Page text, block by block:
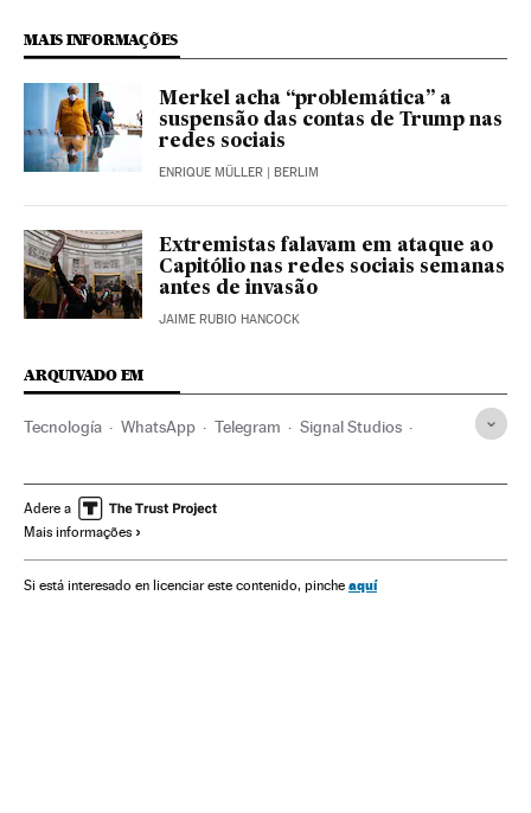
MAIS INFORMAÇÕES
Merkel acha “problemática” a
suspensão das contas de Trump nas
redes sociais
ENRIQUE MÜLLER | BERLIM
Extremistas falavam em ataque ao
Capitólio nas redes sociais semanas
antes de invasão
JAIME RUBIO HANCOCK
ARQUIVADO EM
Tecnología WhatsApp Telegram Signal Studios
Comunicaciones Telefonía móvil multimedia
Telefonía móvil
Adere a
Mais informações
Si está interesado en licenciar este contenido, pinche aquí